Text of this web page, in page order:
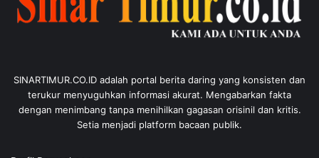
SINARTIMUR.CO.ID adalah portal berita daring yang konsisten dan
terukur menyuguhkan informasi akurat. Mengabarkan fakta
dengan menimbang tanpa menihilkan gagasan orisinil dan kritis.
Setia menjadi platform bacaan publik.